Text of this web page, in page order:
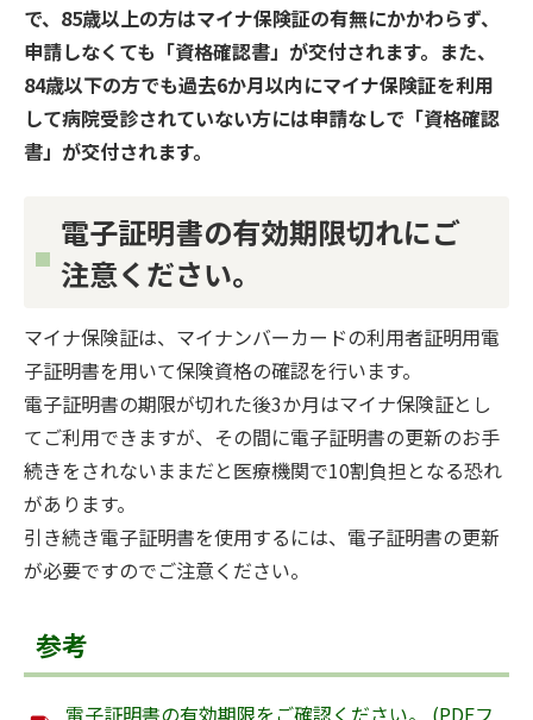
で、85歳以上の方はマイナ保険証の有無にかかわらず、
申請しなくても「資格確認書」が交付されます。また、
84歳以下の方でも過去6か月以内にマイナ保険証を利用
して病院受診されていない方には申請なしで「資格確認
書」が交付されます。
電子証明書の有効期限切れにご
注意ください。
マイナ保険証は、マイナンバーカードの利用者証明用電
子証明書を用いて保険資格の確認を行います。
電子証明書の期限が切れた後3か月はマイナ保険証とし
てご利用できますが、その間に電子証明書の更新のお手
続きをされないままだと医療機関で10割負担となる恐れ
があります。
引き続き電子証明書を使用するには、電子証明書の更新
が必要ですのでご注意ください。
参考
電子証明書の有効期限をご確認ください。 (PDFフ